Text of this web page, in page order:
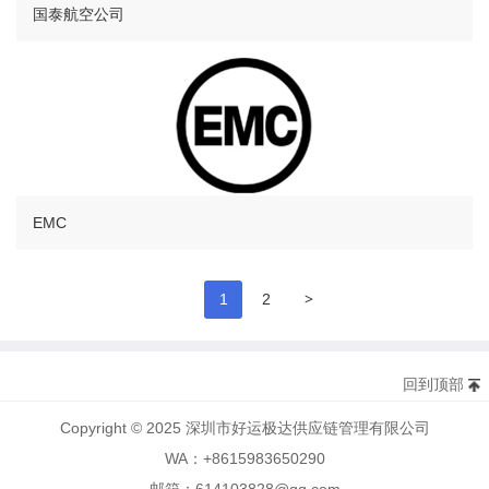
国泰航空公司
EMC
1 2 >
回到顶部
Copyright © 2025 深圳市好运极达供应链管理有限公司
WA：+8615983650290